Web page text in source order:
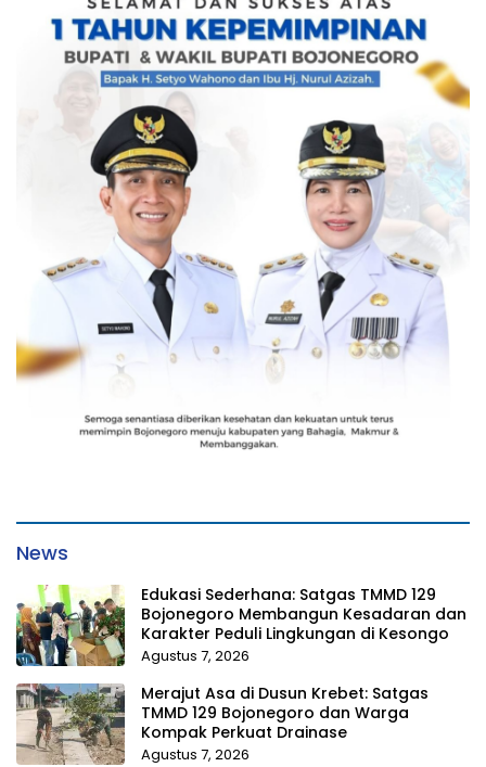
News
Edukasi Sederhana: Satgas TMMD 129
Bojonegoro Membangun Kesadaran dan
Karakter Peduli Lingkungan di Kesongo
Agustus 7, 2026
Merajut Asa di Dusun Krebet: Satgas
TMMD 129 Bojonegoro dan Warga
Kompak Perkuat Drainase
Agustus 7, 2026